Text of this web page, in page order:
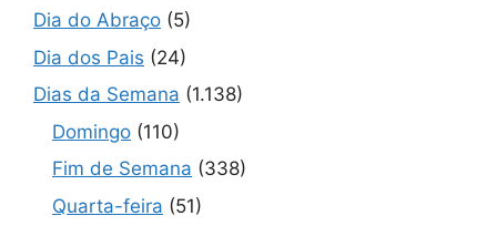
Dia do Abraço (5)
Dia dos Pais (24)
Dias da Semana (1.138)
Domingo (110)
Fim de Semana (338)
Quarta-feira (51)